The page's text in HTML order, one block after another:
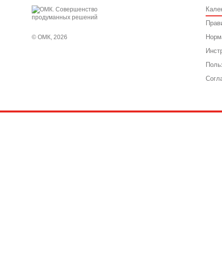
© ОМК, 2026